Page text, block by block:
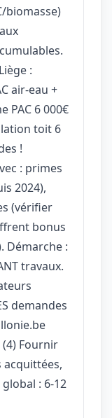
biomasse)
:
air-eau +
PAC 6 000€
toit 6
!
: primes
2024),
(vérifier
bonus
Démarche :
travaux.
demandes
Fournir
: 6-12